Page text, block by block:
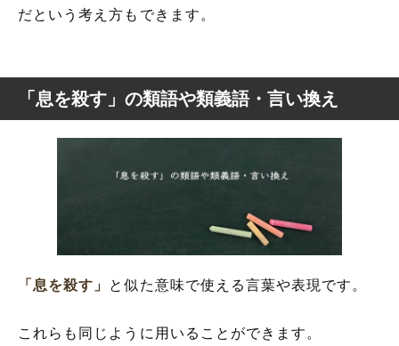
だという考え方もできます。
「息を殺す」の類語や類義語・言い換え
「息を殺す」 と似た意味で使える言葉や表現です。
これらも同じように用いることができます。